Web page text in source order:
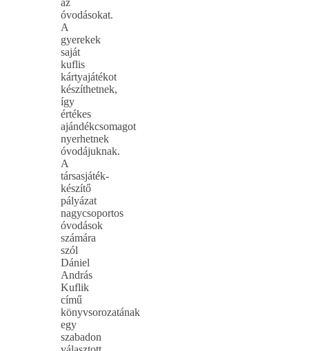
óvodásokat.
A
gyerekek
saját
kuflis
kártyajátékot
készíthetnek,
így
értékes
ajándékcsomagot
nyerhetnek
óvodájuknak.
A
társasjáték-
készítő
pályázat
nagycsoportos
óvodások
számára
szól
Dániel
András
Kuflik
című
könyvsorozatának
egy
szabadon